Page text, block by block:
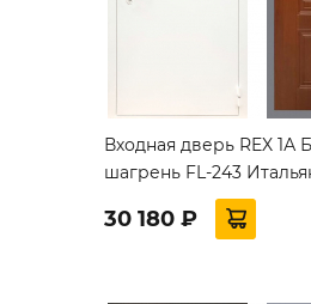
Входная дверь REX 1А
шагрень FL-243
30 180 ₽